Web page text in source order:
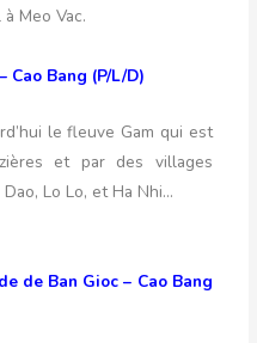
Meo Vac.
Cao Bang (P/L/D)
le fleuve Gam qui est
et par des villages
Lo Lo, et Ha Nhi…
de Ban Gioc – Cao Bang